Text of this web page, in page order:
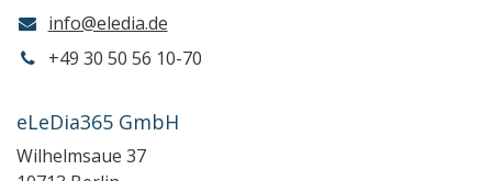
info@eledia.de
+49 30 50 56 10-70
eLeDia365 GmbH
Wilhelmsaue 37